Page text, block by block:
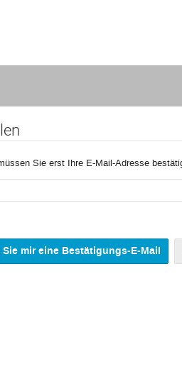
Sie erst Ihre E-Mail-Adresse